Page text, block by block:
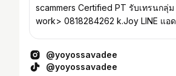
scammers Certified PT รับเทรนกลุ่ม อีเวนท์ 📲 For
work> 0818284262 k.Joy LINE แอด
@yoyossavadee
@yoyossavadee